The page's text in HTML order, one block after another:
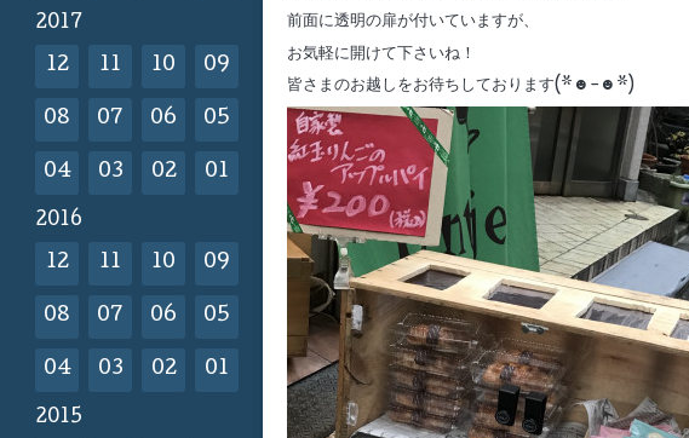
前面に透明の扉が付いていますが、
お気軽に開けて下さいね！
皆さまのお越しをお待ちしております(*☻-☻*)
2017
12 11 10 09
08 07 06 05
04 03 02 01
2016
12 11 10 09
08 07 06 05
04 03 02 01
2015